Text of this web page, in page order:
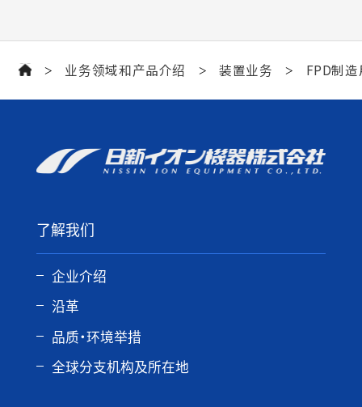
> 业务领域和产品介绍 > 装置业务 > FPD制
了解我们
企业介绍
沿革
品质・环境举措
全球分支机构及所在地